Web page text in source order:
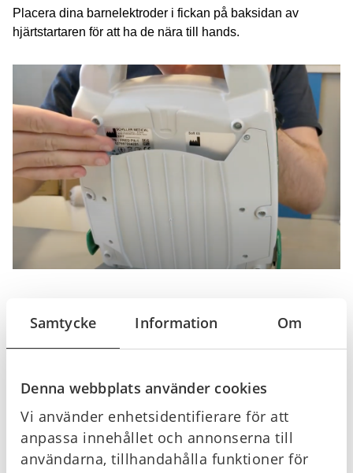
Samtycke Information Om
Denna webbplats använder cookies
Vi använder enhetsidentifierare för att
anpassa innehållet och annonserna till
användarna, tillhandahålla funktioner för
Placera dina barnelektroder i fickan på baksidan av
hjärtstartaren för att ha de nära till hands.
Använd inte barnelektroder på en vuxen person. Beställ
Elektroder till DefiSign LIFE hjärtstartare här.
Offertförfrågan